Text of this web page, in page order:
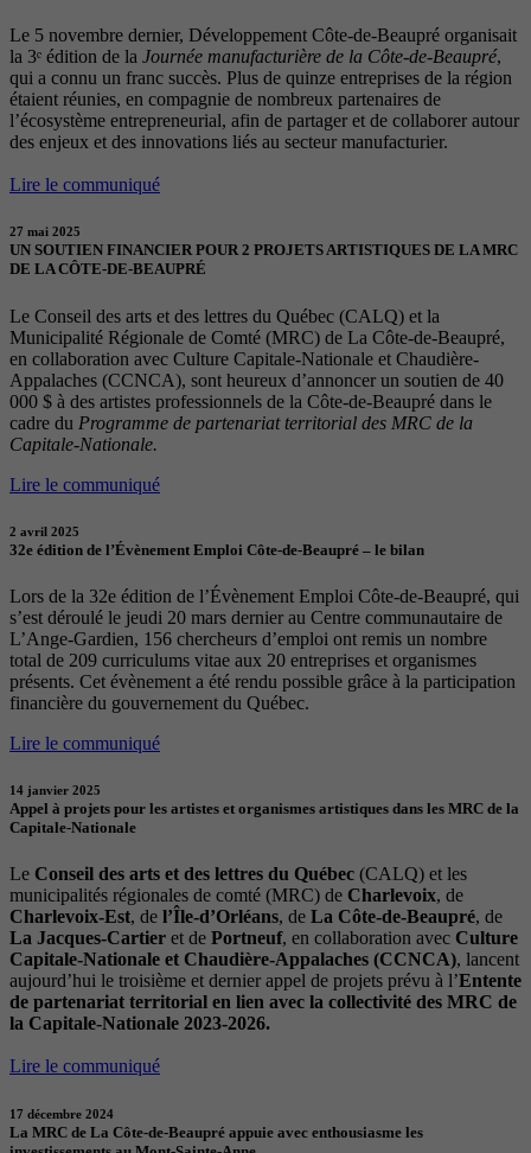
Le 5 novembre dernier, Développement Côte-de-Beaupré organisait
la 3ᵉ édition de la Journée manufacturière de la Côte-de-Beaupré,
qui a connu un franc succès. Plus de quinze entreprises de la région
étaient réunies, en compagnie de nombreux partenaires de
l’écosystème entrepreneurial, afin de partager et de collaborer autour
des enjeux et des innovations liés au secteur manufacturier.
Lire le communiqué
27 mai 2025
UN SOUTIEN FINANCIER POUR 2 PROJETS ARTISTIQUES DE LA MRC
DE LA CÔTE-DE-BEAUPRÉ
Le Conseil des arts et des lettres du Québec (CALQ) et la
Municipalité Régionale de Comté (MRC) de La Côte-de-Beaupré,
en collaboration avec Culture Capitale-Nationale et Chaudière-
Appalaches (CCNCA), sont heureux d’annoncer un soutien de 40
000 $ à des artistes professionnels de la Côte-de-Beaupré dans le
cadre du Programme de partenariat territorial des MRC de la
Capitale-Nationale.
Lire le communiqué
2 avril 2025
32e édition de l’Évènement Emploi Côte-de-Beaupré – le bilan
Lors de la 32e édition de l’Évènement Emploi Côte-de-Beaupré, qui
s’est déroulé le jeudi 20 mars dernier au Centre communautaire de
L’Ange-Gardien, 156 chercheurs d’emploi ont remis un nombre
total de 209 curriculums vitae aux 20 entreprises et organismes
présents. Cet évènement a été rendu possible grâce à la participation
financière du gouvernement du Québec.
Lire le communiqué
14 janvier 2025
Appel à projets pour les artistes et organismes artistiques dans les MRC de la
Capitale-Nationale
Le Conseil des arts et des lettres du Québec (CALQ) et les
municipalités régionales de comté (MRC) de Charlevoix, de
Charlevoix-Est, de l’Île-d’Orléans, de La Côte-de-Beaupré, de
La Jacques-Cartier et de Portneuf, en collaboration avec Culture
Capitale-Nationale et Chaudière-Appalaches (CCNCA), lancent
aujourd’hui le troisième et dernier appel de projets prévu à l’Entente
de partenariat territorial en lien avec la collectivité des MRC de
la Capitale-Nationale 2023-2026.
Lire le communiqué
17 décembre 2024
La MRC de La Côte-de-Beaupré appuie avec enthousiasme les